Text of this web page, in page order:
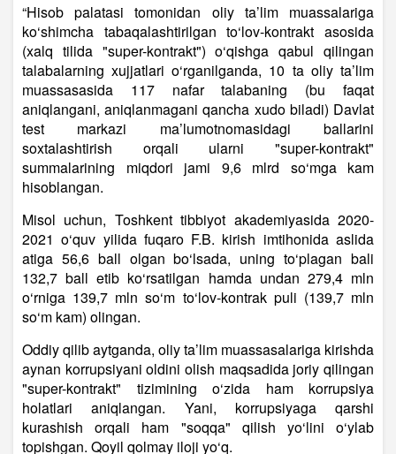
“Hisob palatasi tomonidan oliy ta’lim muassalariga
ko‘shimcha tabaqalashtirilgan to‘lov-kontrakt asosida
(xalq tilida "super-kontrakt") o‘qishga qabul qilingan
talabalarning xujjatlari o‘rganilganda, 10 ta oliy ta’lim
muassasasida 117 nafar talabaning (bu faqat
aniqlangani, aniqlanmagani qancha xudo biladi) Davlat
test markazi ma’lumotnomasidagi ballarini
soxtalashtirish orqali ularni "super-kontrakt"
summalarining miqdori jami 9,6 mlrd so‘mga kam
hisoblangan.
Misol uchun, Toshkent tibbiyot akademiyasida 2020-
2021 o‘quv yilida fuqaro F.B. kirish imtihonida aslida
atiga 56,6 ball olgan bo‘lsada, uning to‘plagan bali
132,7 ball etib ko‘rsatilgan hamda undan 279,4 mln
o‘rniga 139,7 mln so‘m to‘lov-kontrak puli (139,7 mln
so‘m kam) olingan.
Oddiy qilib aytganda, oliy ta’lim muassasalariga kirishda
aynan korrupsiyani oldini olish maqsadida joriy qilingan
"super-kontrakt" tizimining o‘zida ham korrupsiya
holatlari aniqlangan. Yani, korrupsiyaga qarshi
kurashish orqali ham "soqqa" qilish yo‘lini o‘ylab
topishgan. Qoyil qolmay iloji yo‘q.